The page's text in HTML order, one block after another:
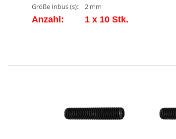
Größe Inbus (s):
2 mm
Anzahl: 1 x 10 Stk.